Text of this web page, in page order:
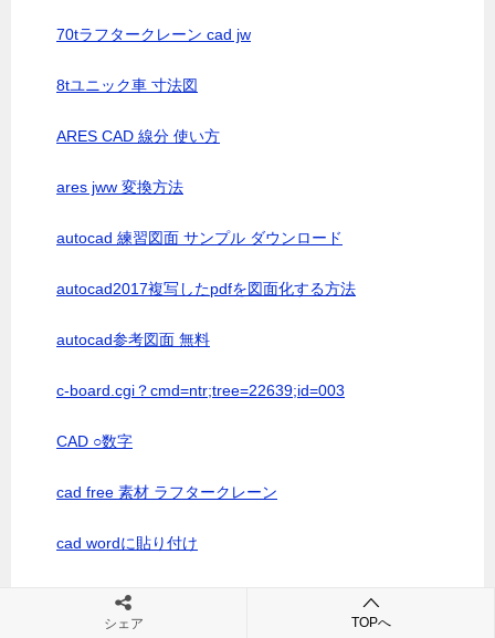
70tラフタークレーン cad jw
8tユニック車 寸法図
ARES CAD 線分 使い方
ares jww 変換方法
autocad 練習図面 サンプル ダウンロード
autocad2017複写したpdfを図面化する方法
autocad参考図面 無料
c-board.cgi？cmd=ntr;tree=22639;id=003
CAD ○数字
cad free 素材 ラフタークレーン
cad wordに貼り付け
cad フリーソフト JWW
シェア TOPへ